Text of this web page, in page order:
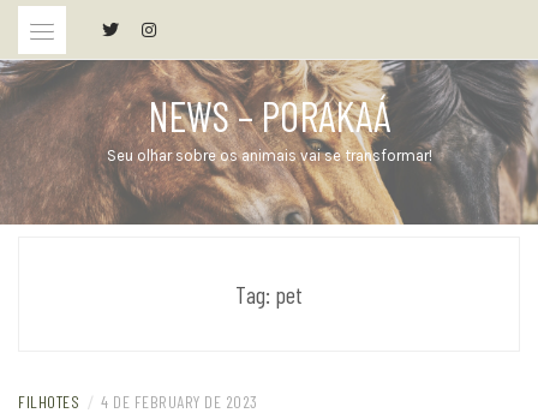
Skip
content
NEWS – PORAKAÁ
Seu olhar sobre os animais vai se transformar!
Tag: pet
FILHOTES / 4 DE FEBRUARY DE 2023